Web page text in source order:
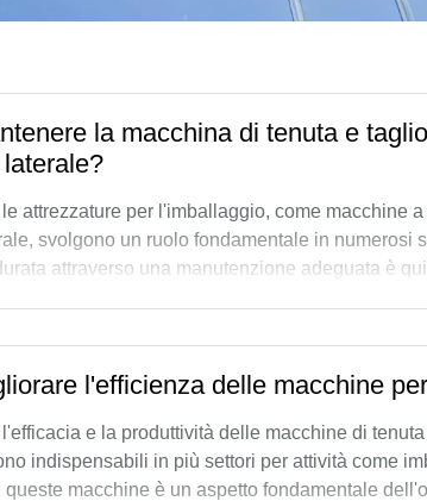
la macchina di tenuta e
le attrezzature per l'imballaggio, come macchine
svolgono un ruolo fondamentale in numerosi
attraverso una manutenzione adeguata è
l'efficienza delle macchine
l'efficacia e la produttività delle macchine di
indispensabili in più settori per attività come
queste macchine è un aspetto fondamentale